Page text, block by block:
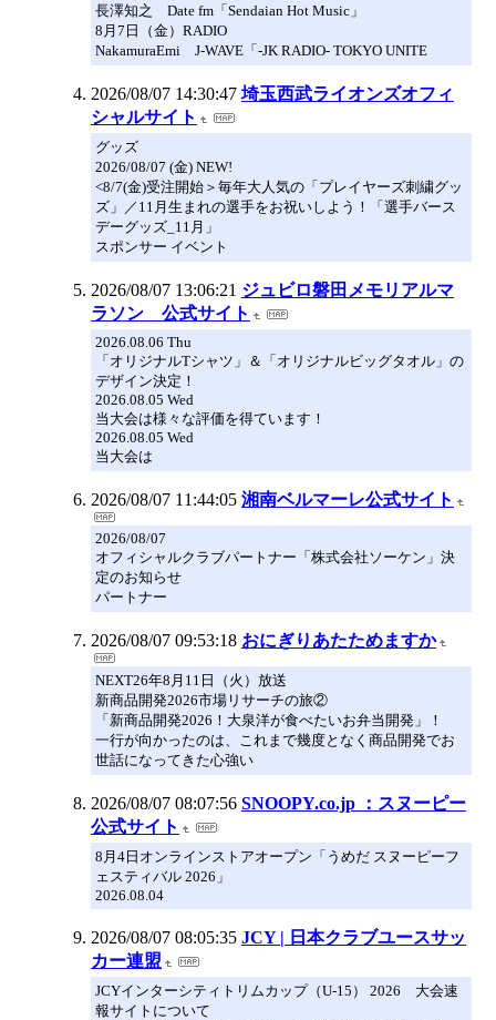
長澤知之 Date fm「Sendaian Hot Music」
8月7日（金）RADIO
NakamuraEmi J-WAVE「-JK RADIO- TOKYO UNITE
2026/08/07 14:30:47 埼玉西武ライオンズオフィ
シャルサイト
グッズ
2026/08/07 (金) NEW!
<8/7(金)受注開始＞毎年大人気の「プレイヤーズ刺繍グッ
ズ」／11月生まれの選手をお祝いしよう！「選手バース
デーグッズ_11月」
スポンサー イベント
2026/08/07 13:06:21 ジュビロ磐田メモリアルマ
ラソン 公式サイト
2026.08.06 Thu
「オリジナルTシャツ」＆「オリジナルビッグタオル」の
デザイン決定！
2026.08.05 Wed
当大会は様々な評価を得ています！
2026.08.05 Wed
当大会は
2026/08/07 11:44:05 湘南ベルマーレ公式サイト
2026/08/07
オフィシャルクラブパートナー「株式会社ソーケン」決
定のお知らせ
パートナー
2026/08/07 09:53:18 おにぎりあたためますか
NEXT26年8月11日（火）放送
新商品開発2026市場リサーチの旅②
「新商品開発2026！大泉洋が食べたいお弁当開発」！
一行が向かったのは、これまで幾度となく商品開発でお
世話になってきた心強い
2026/08/07 08:07:56 SNOOPY.co.jp ：スヌーピー
公式サイト
8月4日オンラインストアオープン「うめだ スヌーピーフ
ェスティバル 2026」
2026.08.04
2026/08/07 08:05:35 JCY | 日本クラブユースサッ
カー連盟
JCYインターシティトリムカップ（U-15） 2026 大会速
報サイトについて